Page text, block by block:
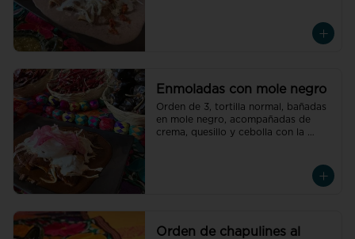
Enmoladas con mole negro
Orden de 3, tortilla normal, bañadas
en mole negro, acompañadas de
crema, quesillo y cebolla con la
Orden de chapulines al